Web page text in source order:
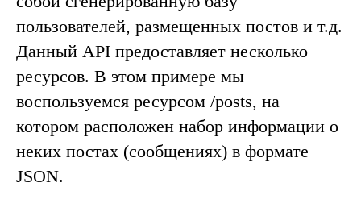
пользователей, размещенных постов и т.д.
Данный API предоставляет несколько
ресурсов. В этом примере мы
воспользуемся ресурсом /posts, на
котором расположен набор информации о
неких постах (сообщениях) в формате
JSON.